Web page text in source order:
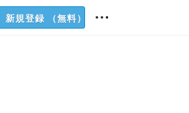
新規登録 （無料）